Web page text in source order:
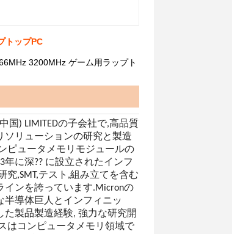
トップPC
3200MHz ゲーム用ラップト
中国) LIMITEDの子会社で,高品質
ソリューションの研究と製造
ピュータメモリモジュールの
年に深?? に設立されたインフ
究,SMT,テスト,組み立てを含む
インを誇っています.Micronの
半導体巨人とインフィニッ
た製品製造経験, 強力な研究開
はコンピュータメモリ領域で